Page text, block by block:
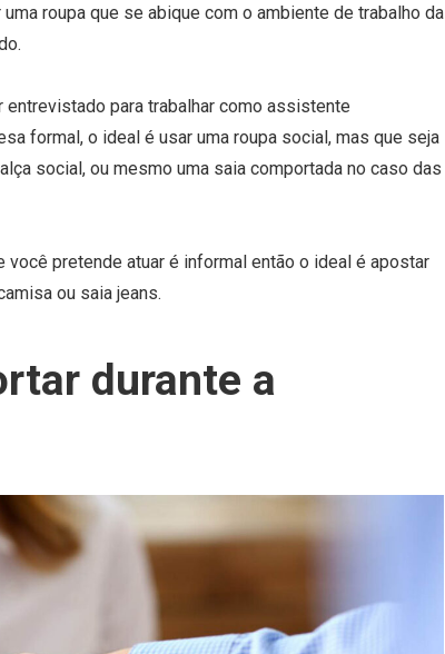
roupa que se abique com o ambiente de trabalho da
para trabalhar como assistente
formal, o ideal é usar uma roupa social, mas que seja
social, ou mesmo uma saia comportada no caso das
você pretende atuar é informal então o ideal é apostar
ou saia jeans.
durante a